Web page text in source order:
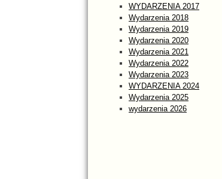
WYDARZENIA 2017
Wydarzenia 2018
Wydarzenia 2019
Wydarzenia 2020
Wydarzenia 2021
Wydarzenia 2022
Wydarzenia 2023
WYDARZENIA 2024
Wydarzenia 2025
wydarzenia 2026